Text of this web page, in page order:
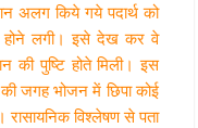
अलग किये गये पदार्थ को
होने लगी। इसे देख कर वे
पुष्टि होते मिली। इस
की जगह भोजन में छिपा कोई
रासायनिक विश्लेषण से पता